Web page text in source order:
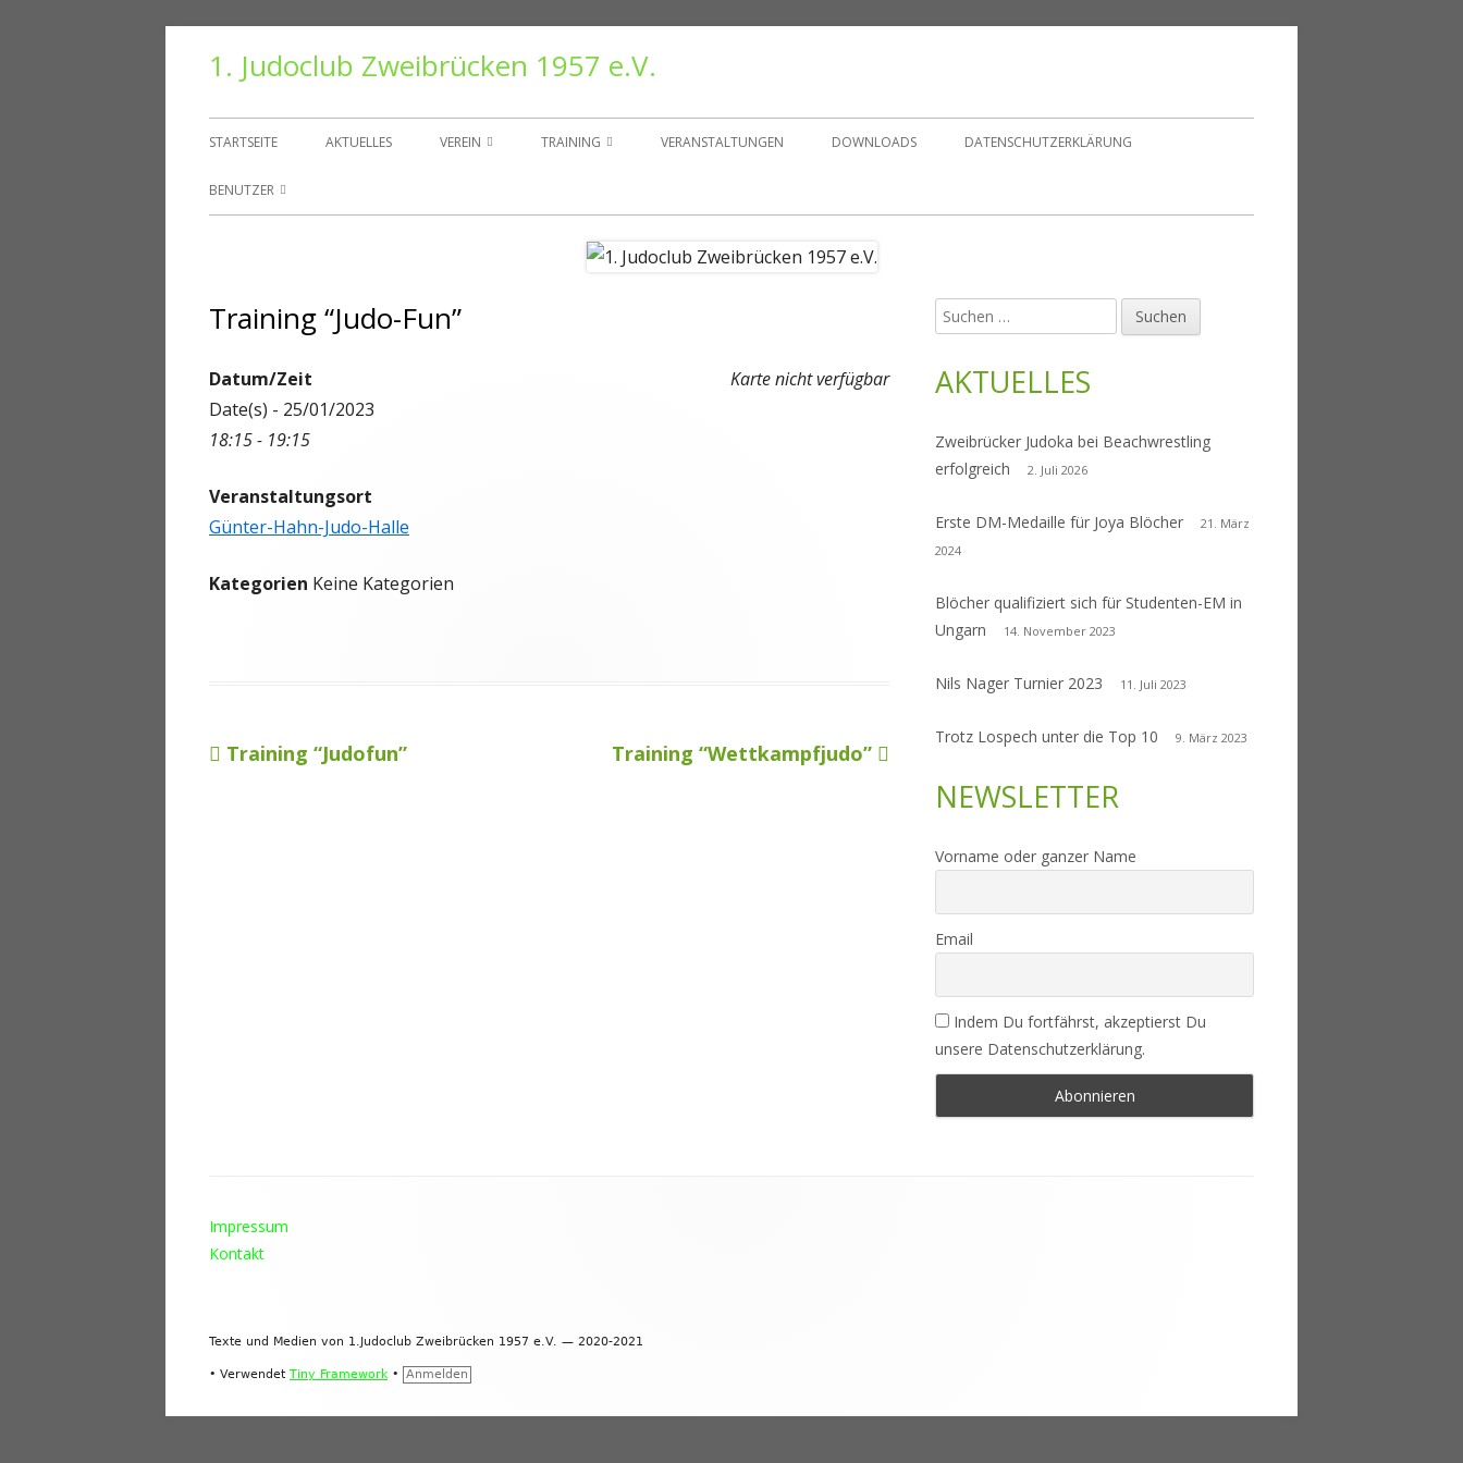
1. Judoclub Zweibrücken 1957 e.V.
Primäres
Menü
STARTSEITE AKTUELLES VEREIN TRAINING VERANSTALTUNGEN DOWNLOADS DATENSCHUTZERKLÄRUNG
BENUTZER
KONTO
ABMELDEN
MITGLIEDER
Training “Judo-Fun”
Karte nicht verfügbar
Datum/Zeit
Date(s) - 25/01/2023
18:15 - 19:15
Veranstaltungsort
Günter-Hahn-Judo-Halle
Kategorien Keine Kategorien
Beitragsnavigation
Vorheriger
Training “Judofun”
Nächster
Training “Wettkampfjudo”
Haupt-
Seitenleiste
Suchen
nach:
AKTUELLES
Zweibrücker Judoka bei Beachwrestling
erfolgreich
2. Juli 2026
Erste DM-Medaille für Joya Blöcher
21. März
2024
Blöcher qualifiziert sich für Studenten-EM in
Ungarn
14. November 2023
Nils Nager Turnier 2023 11. Juli 2023
Trotz Lospech unter die Top 10 9. März 2023
NEWSLETTER
Vorname oder ganzer Name
Email
Indem Du fortfährst, akzeptierst Du
unsere Datenschutzerklärung.
Inhalt
Impressum
Kontakt
Texte und Medien von 1.Judoclub Zweibrücken 1957 e.V. — 2020-2021
• Verwendet Tiny Framework • Anmelden